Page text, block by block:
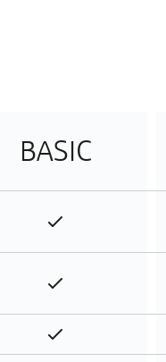
BASIC
Enthalten
Enthalten
Enthalten